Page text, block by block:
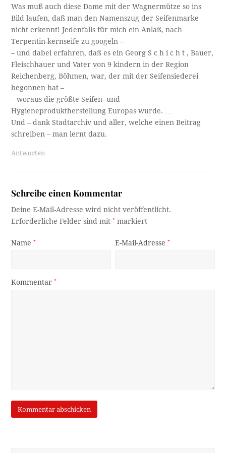
Was muß auch diese Dame mit der Wagnermütze so ins
Bild laufen, daß man den Namenszug der Seifenmarke
nicht erkennt! Jedenfalls für mich ein Anlaß, nach
Terpentin-kernseife zu googeln –
– und dabei erfahren, daß es ein Georg S c h i c h t , Bauer,
Fleischhauer und Vater von 9 kindern in der Region
Reichenberg, Böhmen, war, der mit der Seifensiederei
begonnen hat –
– woraus die größte Seifen- und
Hygieneproduktherstellung Europas wurde. …
Und – dank Stadtarchiv und aller, welche einen Beitrag
schreiben – man lernt dazu.
Antworten
Schreibe einen Kommentar
Deine E-Mail-Adresse wird nicht veröffentlicht.
Erforderliche Felder sind mit* markiert
Name* E-Mail-Adresse*
Kommentar*